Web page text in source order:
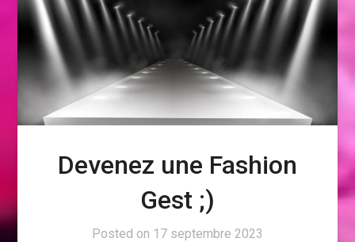
Devenez une Fashion
Gest ;)
Posted on 17 septembre 2023